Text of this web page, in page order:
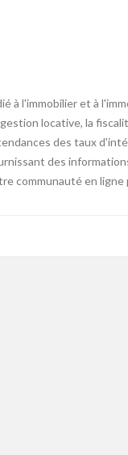
à l'immobilier et à
locative, la
des taux
des
communauté en